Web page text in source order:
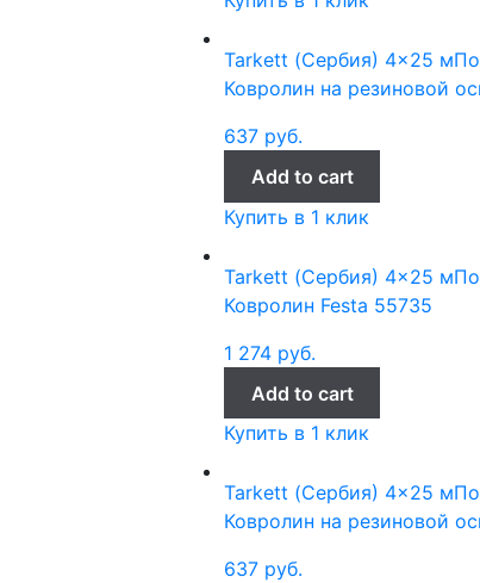
Tarkett (Сербия) 4x25 м
Ковролин на резиновой
637 руб.
Add to cart
Купить в 1 клик
Tarkett (Сербия) 4x25 м
Ковролин Festa 55735
1 274 руб.
Add to cart
Купить в 1 клик
Tarkett (Сербия) 4x25 м
Ковролин на резиновой
637 руб.